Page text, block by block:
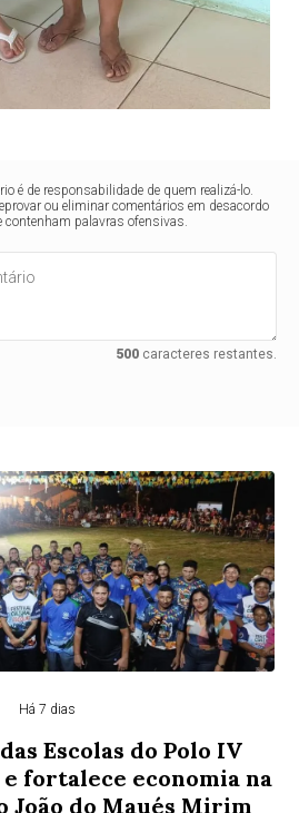
é de responsabilidade de quem realizá-lo.
ou eliminar comentários em desacordo
palavras ofensivas.
500caracteres restantes.
Há 7 dias
Escolas do Polo IV
fortalece economia na
João do Maués Mirim